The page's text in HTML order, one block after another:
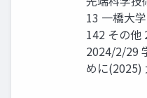
13 一橋大
142 その他
2024/2/29
めに(2025)